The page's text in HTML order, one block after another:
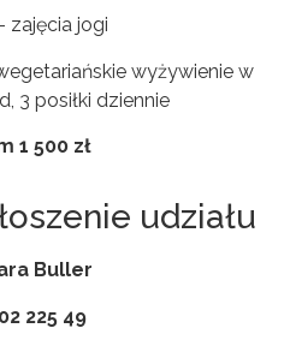
zajęcia jogi
wyżywienie w
3 posiłki dziennie
1 500 zł
udziału
Buller
225 49